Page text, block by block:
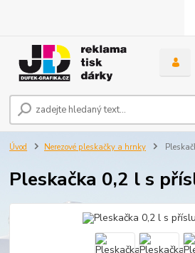
Úvod Nerezové pleskačky a hrnky
Pleskačka 0,2 l s